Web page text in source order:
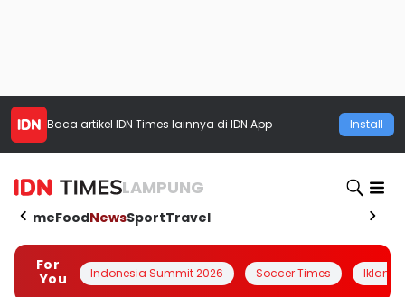
Baca artikel IDN Times lainnya di IDN App Install
LAMPUNG
HomeFoodNewsSportTravel
For
You
Indonesia Summit 2026 Soccer Times Iklanin